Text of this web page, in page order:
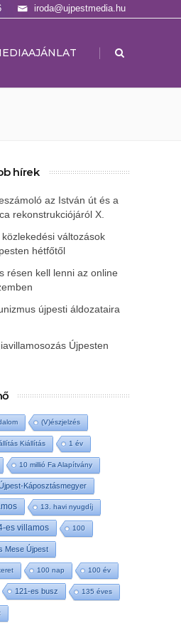
iroda@ujpestmedia.hu
|
hírek
az István út és a
rekonstrukciójáról X.
változások
hétfőtől
résen kell lenni az online
újpesti áldozataira
Újpesten
(V)észjelzés
Kiállítás 1 év
10 millió Fa Alapítvány
Káposztásmegyer
13. havi nyugdíj
es villamos 100
Mese Újpest
100 nap 100 év
121-es busz 135 éves